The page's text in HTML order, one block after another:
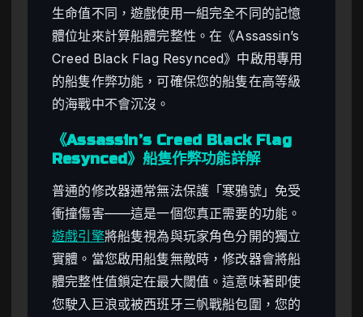
生命值不同，遊戲使用一組完全不同的記憶
體位址來計算船體完整性。在《Assassin’s
Creed Black Flag Resynced》中啟用專用
的船隻作弊功能，可確保您的船隻在高等級
的海戰中不會沉沒。
《Assassin’s Creed Black Flag
Resynced》船隻作弊功能詳解
普通的修改器通常無法保護「寒鴉號」免受
衝撞傷害——這是一個您真正需要的功能。
遊戲引擎將船隻視為與玩家角色分開的獨立
實體。當您啟用船隻無敵時，修改器會將船
體完整性值鎖定在最大閾值。這意味著即使
您駛入巨浪或被西班牙三帆戰船包圍，您的